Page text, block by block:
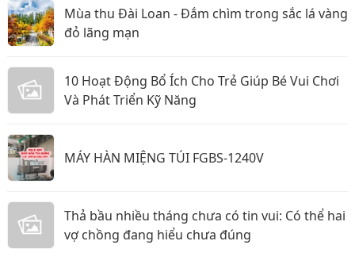
Mùa thu Đài Loan - Đắm chìm trong sắc lá vàng
đỏ lãng mạn
10 Hoạt Động Bổ Ích Cho Trẻ Giúp Bé Vui Chơi
Và Phát Triển Kỹ Năng
MÁY HÀN MIỆNG TÚI FGBS-1240V
Thả bầu nhiều tháng chưa có tin vui: Có thể hai
vợ chồng đang hiểu chưa đúng